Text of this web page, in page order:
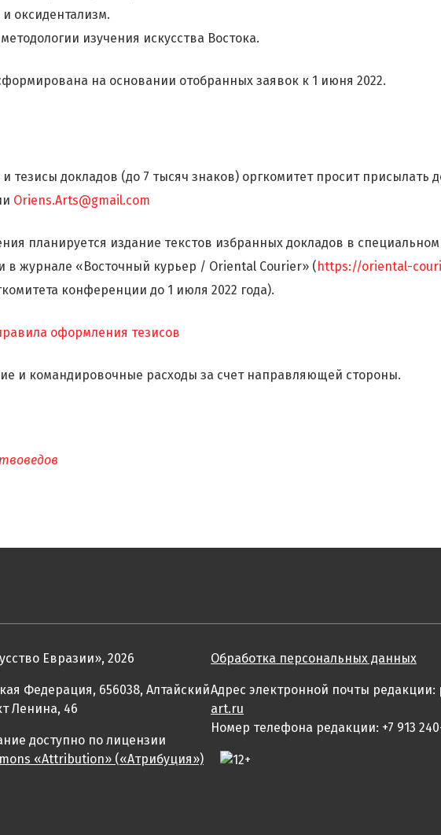
оксидентализм.
изучения искусства Востока.
на основании отобранных заявок к 1 июня 2022.
тезисы докладов (до 7 тысяч знаков) оргкомитет просит присылать
Oriens.Arts@gmail.com
планируется издание текстов избранных докладов в
в журнале «Восточный курьер / Oriental Courier» ( https://oriental-
конференции до 1 июля 2022 года).
оформления тезисов
и командировочные расходы за счет направляющей стороны.
Евразии», 2026
Федерация, 656038, Алтайский
Ленина, 46
доступно по лицензии
«Attribution» («Атрибуция»)
Обработка персональных данных
Адрес электронной почты редакции:
art.ru
Номер телефона редакции: +7 913